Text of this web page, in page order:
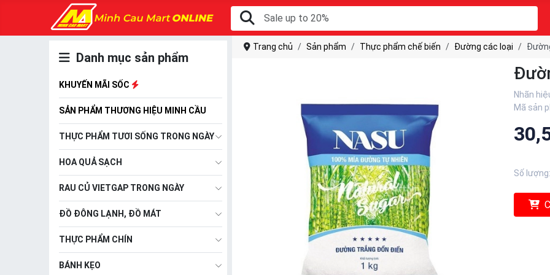
Danh mục sản phẩm
KHUYẾN MÃI SỐC
SẢN PHẨM THƯƠNG HIỆU MINH CẦU
THỰC PHẨM TƯƠI SỐNG TRONG NGÀY
HOA QUẢ SẠCH
RAU CỦ VIETGAP TRONG NGÀY
ĐỒ ĐÔNG LẠNH, ĐỒ MÁT
THỰC PHẨM CHÍN
BÁNH KẸO
Trang chủ Sản phẩm Thực phẩm chế biến Đường các loại
Nhãn
Mã sản
Số lượng: